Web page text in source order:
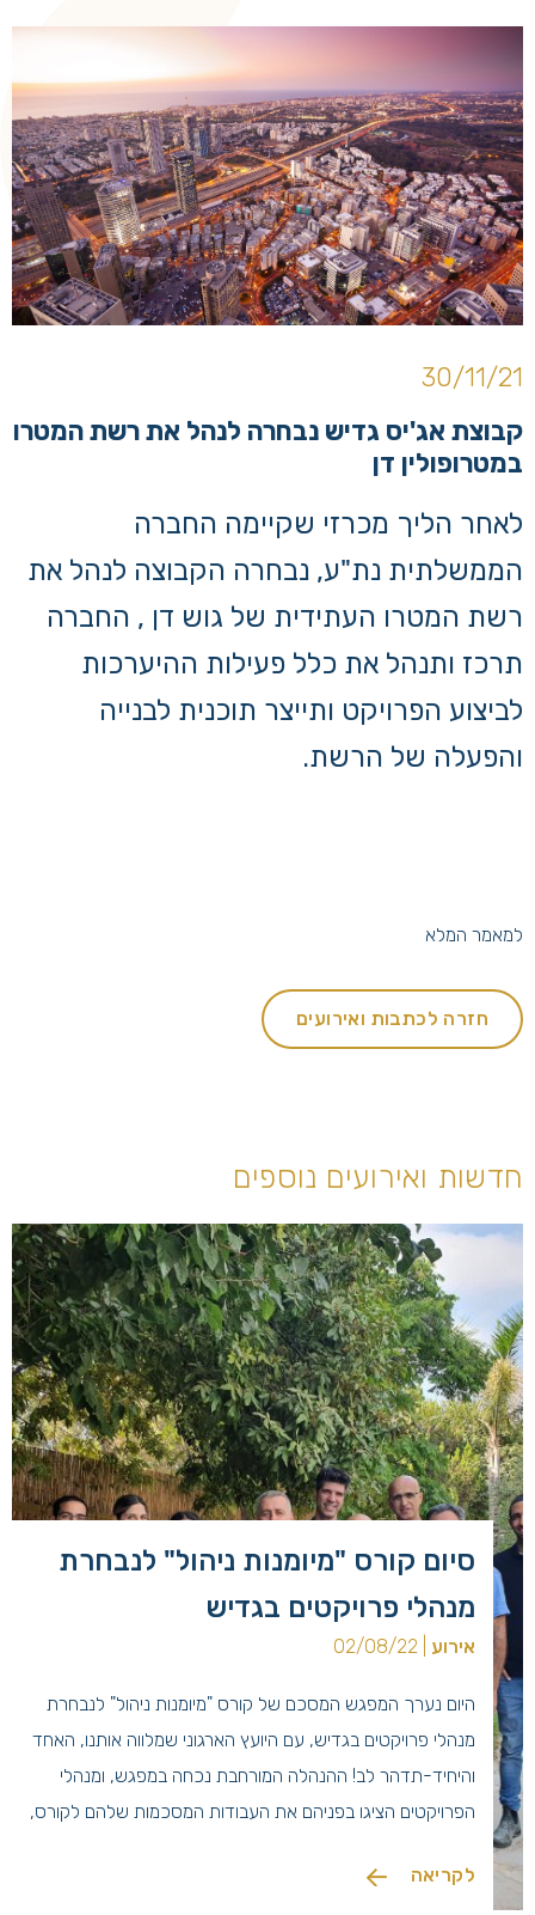
30/11/21
קבוצת אג'יס גדיש נבחרה לנהל את רשת המטרו
במטרופולין דן
לאחר הליך מכרזי שקיימה החברה
הממשלתית נת"ע, נבחרה הקבוצה לנהל את
רשת המטרו העתידית של גוש דן , החברה
תרכז ותנהל את כלל פעילות ההיערכות
לביצוע הפרויקט ותייצר תוכנית לבנייה
והפעלה של הרשת.
למאמר המלא
חזרה לכתבות ואירועים
חדשות ואירועים נוספים
סיום קורס "מיומנות ניהול" לנבחרת
מנהלי פרויקטים בגדיש
אירוע
היום נערך המפגש המסכם של קורס "מיומנות ניהול" לנבחרת
מנהלי פרויקטים בגדיש, עם היועץ הארגוני שמלווה אותנו, האחד
והיחיד-תדהר לב! ההנהלה המורחבת נכחה במפגש, ומנהלי
הפרויקטים הציגו בפניהם את העבודות המסכמות שלהם לקורס,
קדימה!!! בהזדמנות חגיגית זו הוענק כתב מינוי לטל אוזן, עם
לקריאה